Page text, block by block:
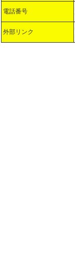
電話番号
外部リンク